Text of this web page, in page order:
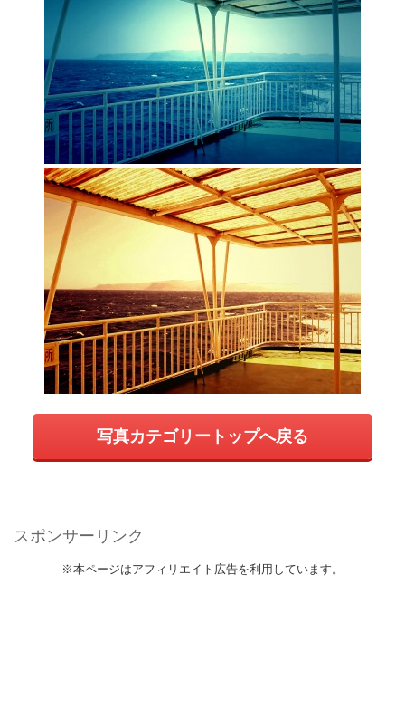
写真カテゴリートップへ戻る
スポンサーリンク
※本ページはアフィリエイト広告を利用しています。